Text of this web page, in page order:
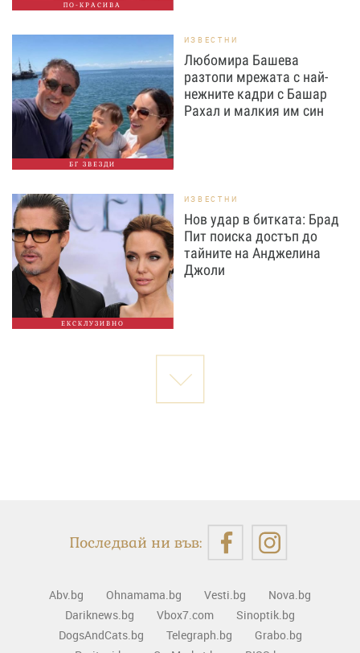
ПО-КРАСИВА
БГ ЗВЕЗДИ
ИЗВЕСТНИ
Любомира Башева
разтопи мрежата с най-
нежните кадри с Башар
Рахал и малкия им син
ЕКСКЛУЗИВНО
ИЗВЕСТНИ
Нов удар в битката: Брад
Пит поиска достъп до
тайните на Анджелина
Джоли
Последвай ни във:
Abv.bg Ohnamama.bg Vesti.bg
Nova.bg
Dariknews.bg
Vbox7.com
Sinoptik.bg
DogsAndCats.bg
Telegraph.bg
Grabo.bg